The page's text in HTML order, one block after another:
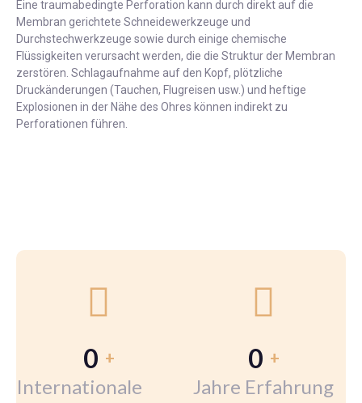
Eine traumabedingte Perforation kann durch direkt auf die
Membran gerichtete Schneidewerkzeuge und
Durchstechwerkzeuge sowie durch einige chemische
Flüssigkeiten verursacht werden, die die Struktur der Membran
zerstören. Schlagaufnahme auf den Kopf, plötzliche
Druckänderungen (Tauchen, Flugreisen usw.) und heftige
Explosionen in der Nähe des Ohres können indirekt zu
Perforationen führen.
Internationale
0 +
Jahre Erfahrung
0 +